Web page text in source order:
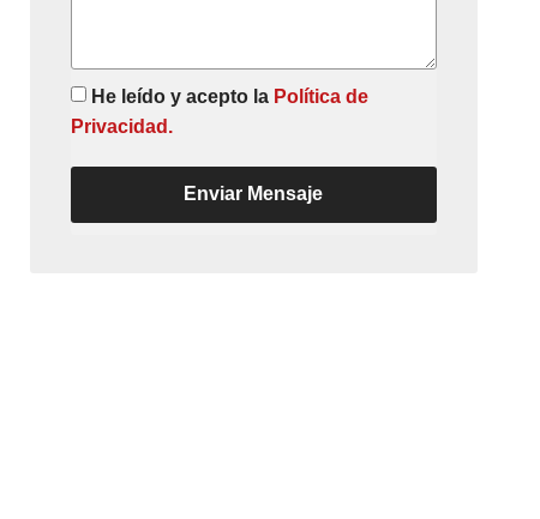
He leído y acepto la Política de
Privacidad.
Enviar Mensaje